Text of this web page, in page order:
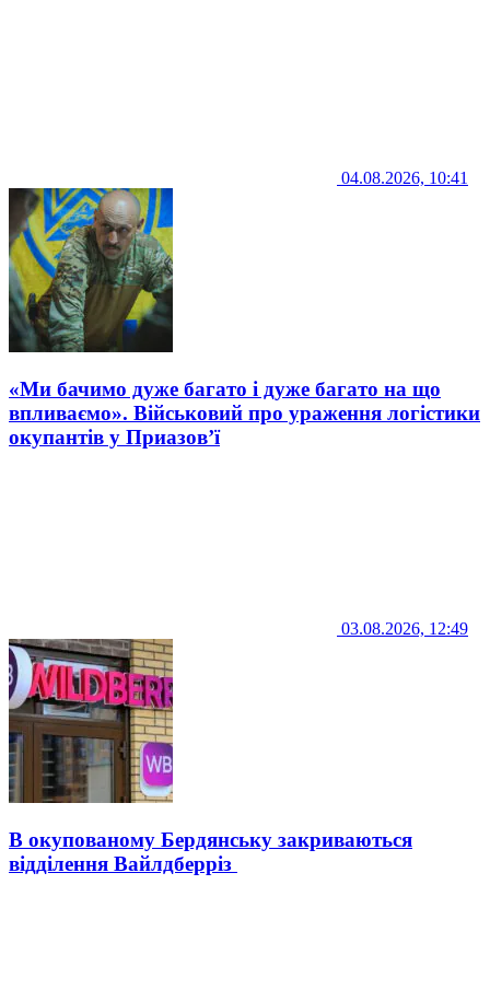
04.08.2026, 10:41
«Ми бачимо дуже багато і дуже багато на що
впливаємо». Військовий про ураження логістики
окупантів у Приазов’ї
03.08.2026, 12:49
В окупованому Бердянську закриваються
відділення Вайлдберріз